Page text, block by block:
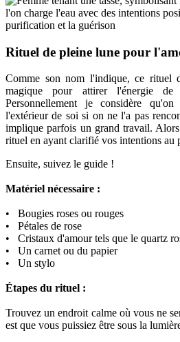
Rituel de pleine lune pour
Comme son nom l'indique, ce rituel
magique pour attirer l'énergie
Personnellement je considère
l'extérieur de soi si on ne l'a pas
implique parfois un grand travail.
rituel en ayant clarifié vos intentions au
Ensuite, suivez le guide !
Matériel nécessaire :
• Bougies roses ou rouges
• Pétales de rose
• Cristaux d'amour tels que le quartz
• Un carnet ou du papier
• Un stylo
Étapes du rituel :
Trouvez un endroit calme où vous ne
est que vous puissiez être sous la